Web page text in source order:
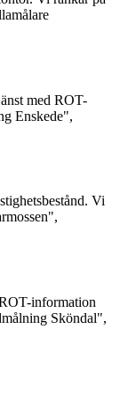
med ROT-
Enskede",
Vi
information
Sköndal",